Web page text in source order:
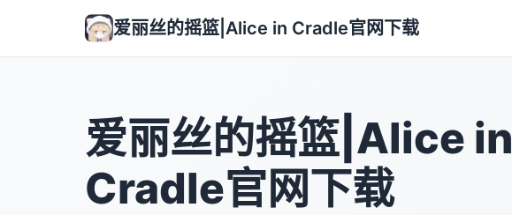
爱丽丝的摇篮|Alice in Cradle官网下载
爱丽丝的摇篮|Alice in
Cradle官网下载